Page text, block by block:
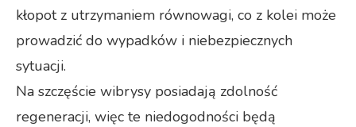
kłopot z utrzymaniem równowagi, co z kolei może
prowadzić do wypadków i niebezpiecznych
sytuacji.
Na szczęście wibrysy posiadają zdolność
regeneracji, więc te niedogodności będą